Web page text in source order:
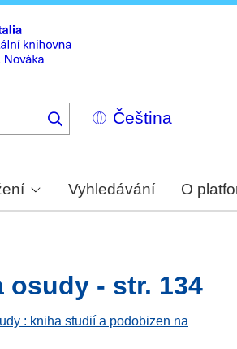
Select
your
Vyhledávání O
osudy - str. 134
: kniha studií a podobizen na